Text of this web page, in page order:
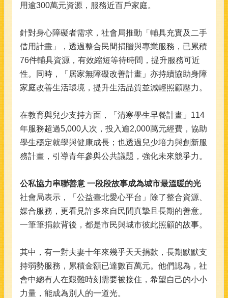
用逾300萬元資源，服務近百戶家庭。
針對身心障礙者需求，社會局推動「輔具充實及二手
借用計畫」，透過整合民間捐贈與專業服務，已累積
76件輔具資源，有效縮短等待時間，提升服務可近
性。同時，「居家無障礙改善計畫」亦持續協助身障
家庭改善生活環境，提升生活品質並減輕照顧壓力。
在教育與兒少支持方面，「清寒學生早餐計畫」114
年服務超過5,000人次，投入逾2,000萬元經費，協助
學生穩定就學與健康成長；也透過兒少培力與創新服
務計畫，引導青年參與公共議題，強化未來競爭力。
公私協力串聯善意 一段段故事成為城市最溫暖的光
社會局表示，「公益臺北愛心平台」除了整合資源、
媒合服務，更看見許多來自民間真摯且長期的善意。
一筆筆捐款背後，都是市民與城市彼此照顧的故事。
其中，有一對夫妻十年來幾乎天天捐款，長期默默支
持弱勢服務，累積金額已達數百萬元。他們認為，社
會中總有人在艱難時刻需要被接住，希望自己的小小
力量，能成為別人的一道光。